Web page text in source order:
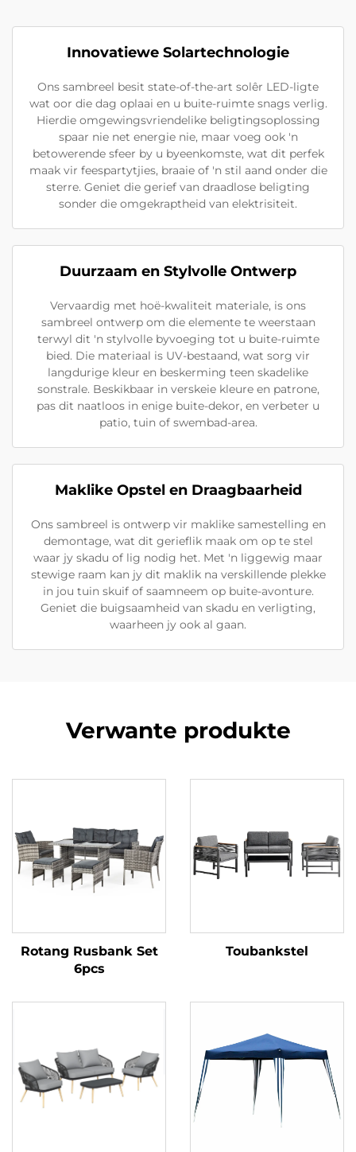
Innovatiewe Solartechnologie
Ons sambreel besit state-of-the-art solêr LED-ligte
wat oor die dag oplaai en u buite-ruimte snags verlig.
Hierdie omgewingsvriendelike beligtingsoplossing
spaar nie net energie nie, maar voeg ook 'n
betowerende sfeer by u byeenkomste, wat dit perfek
maak vir feespartytjies, braaie of 'n stil aand onder die
sterre. Geniet die gerief van draadlose beligting
sonder die omgekraptheid van elektrisiteit.
Duurzaam en Stylvolle Ontwerp
Vervaardig met hoë-kwaliteit materiale, is ons
sambreel ontwerp om die elemente te weerstaan
terwyl dit 'n stylvolle byvoeging tot u buite-ruimte
bied. Die materiaal is UV-bestaand, wat sorg vir
langdurige kleur en beskerming teen skadelike
sonstrale. Beskikbaar in verskeie kleure en patrone,
pas dit naatloos in enige buite-dekor, en verbeter u
patio, tuin of swembad-area.
Maklike Opstel en Draagbaarheid
Ons sambreel is ontwerp vir maklike samestelling en
demontage, wat dit gerieflik maak om op te stel
waar jy skadu of lig nodig het. Met 'n liggewig maar
stewige raam kan jy dit maklik na verskillende plekke
in jou tuin skuif of saamneem op buite-avonture.
Geniet die buigsaamheid van skadu en verligting,
waarheen jy ook al gaan.
Verwante produkte
Rotang Rusbank Set
6pcs
Toubankstel